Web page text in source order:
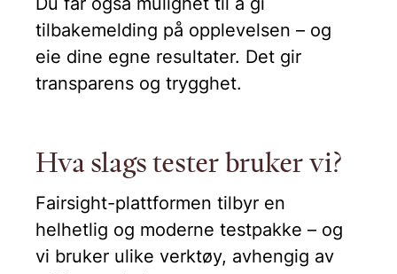
Du får også mulighet til å gi
tilbakemelding på opplevelsen – og
eie dine egne resultater. Det gir
transparens og trygghet.
Hva slags tester bruker vi?
Fairsight-plattformen tilbyr en
helhetlig og moderne testpakke – og
vi bruker ulike verktøy, avhengig av